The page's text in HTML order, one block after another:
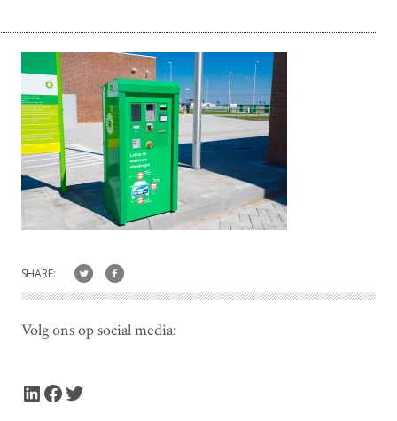
SHARE:
Volg ons op social media:
LinkedIn Facebook